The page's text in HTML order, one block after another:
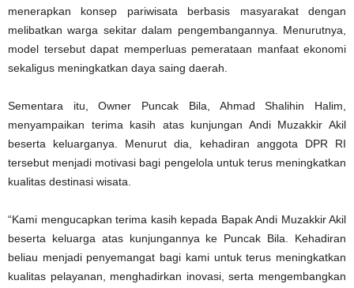
menerapkan konsep pariwisata berbasis masyarakat dengan
melibatkan warga sekitar dalam pengembangannya. Menurutnya,
model tersebut dapat memperluas pemerataan manfaat ekonomi
sekaligus meningkatkan daya saing daerah.
Sementara itu, Owner Puncak Bila, Ahmad Shalihin Halim,
menyampaikan terima kasih atas kunjungan Andi Muzakkir Akil
beserta keluarganya. Menurut dia, kehadiran anggota DPR RI
tersebut menjadi motivasi bagi pengelola untuk terus meningkatkan
kualitas destinasi wisata.
“Kami mengucapkan terima kasih kepada Bapak Andi Muzakkir Akil
beserta keluarga atas kunjungannya ke Puncak Bila. Kehadiran
beliau menjadi penyemangat bagi kami untuk terus meningkatkan
kualitas pelayanan, menghadirkan inovasi, serta mengembangkan